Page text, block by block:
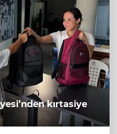
kırtasiye